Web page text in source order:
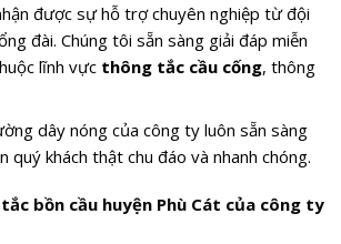
được sự hỗ trợ chuyên nghiệp từ đội
đài. Chúng tôi sẵn sàng giải đáp miễn
lĩnh vực thông tắc cầu cống, thông
dây nóng của công ty luôn sẵn sàng
quý khách thật chu đáo và nhanh chóng.
bồn cầu huyện Phù Cát của công ty